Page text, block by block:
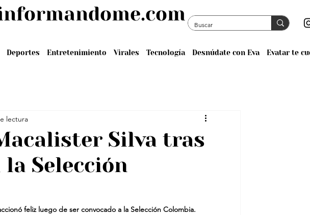
Deportes Entretenimiento Virales Tecnología Desnúdate con Eva Evatar te
Silva tras
la Selección
lectura
feliz luego de ser convocado a la Selección Colombia.